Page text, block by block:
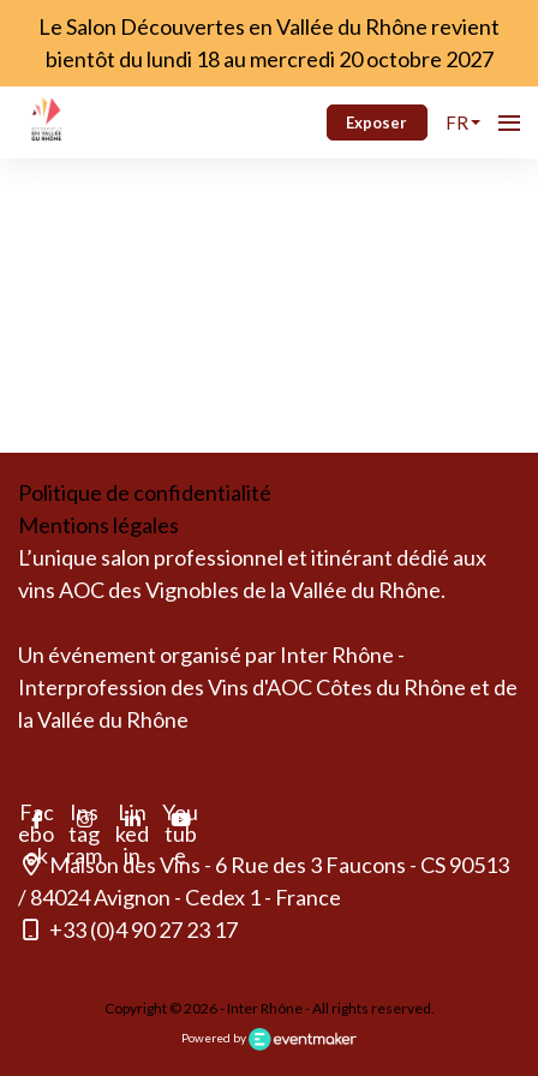
Le Salon Découvertes en Vallée du Rhône revient
bientôt du lundi 18 au mercredi 20 octobre 2027
Exposer FR
Politique de confidentialité
Mentions légales
L’unique salon professionnel et itinérant dédié aux
vins AOC des Vignobles de la Vallée du Rhône.
Un événement organisé par Inter Rhône -
Interprofession des Vins d'AOC Côtes du Rhône et de
la Vallée du Rhône
Fac
ebo
ok
Ins
tag
ram
Lin
ked
in
You
tub
e
Maison des Vins - 6 Rue des 3 Faucons - CS 90513
/ 84024 Avignon - Cedex 1 - France
+33 (0)4 90 27 23 17
Copyright © 2026 - Inter Rhône - All rights reserved.
Powered by